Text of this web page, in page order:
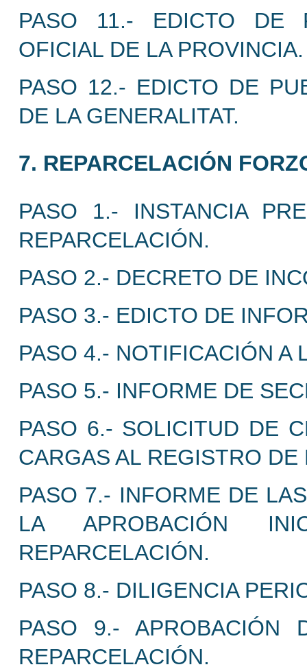
PASO 11.- EDICTO DE
OFICIAL DE LA PROVINCIA.
PASO 12.- EDICTO DE
DE LA GENERALITAT.
7. REPARCELACIÓN
PASO 1.- INSTANCIA
REPARCELACIÓN.
PASO 2.- DECRETO DE
PASO 3.- EDICTO DE
PASO 4.- NOTIFICACIÓN A
PASO 5.- INFORME DE
PASO 6.- SOLICITUD DE
CARGAS AL REGISTRO DE
PASO 7.- INFORME DE
LA APROBACIÓN
REPARCELACIÓN.
PASO 8.- DILIGENCIA
PASO 9.- APROBACIÓN
REPARCELACIÓN.